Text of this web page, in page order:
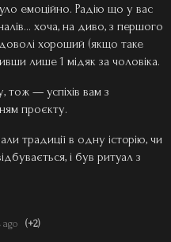
емоційно. Радію що у вас
хоча, на диво, з першого
хороший (якщо таке
лише 1 мідяк за чоловіка.
тож — успіхів вам з
проєкту.
традиції в одну історію, чи
і був ритуал з
ago (+2)